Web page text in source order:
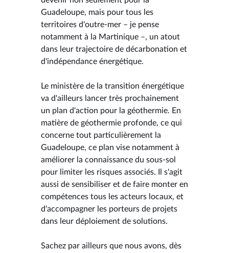
Guadeloupe, mais pour tous les
territoires d'outre-mer – je pense
notamment à la Martinique –, un atout
dans leur trajectoire de décarbonation et
d'indépendance énergétique.
Le ministère de la transition énergétique
va d'ailleurs lancer très prochainement
un plan d'action pour la géothermie. En
matière de géothermie profonde, ce qui
concerne tout particulièrement la
Guadeloupe, ce plan vise notamment à
améliorer la connaissance du sous-sol
pour limiter les risques associés. Il s'agit
aussi de sensibiliser et de faire monter en
compétences tous les acteurs locaux, et
d'accompagner les porteurs de projets
dans leur déploiement de solutions.
Sachez par ailleurs que nous avons, dès